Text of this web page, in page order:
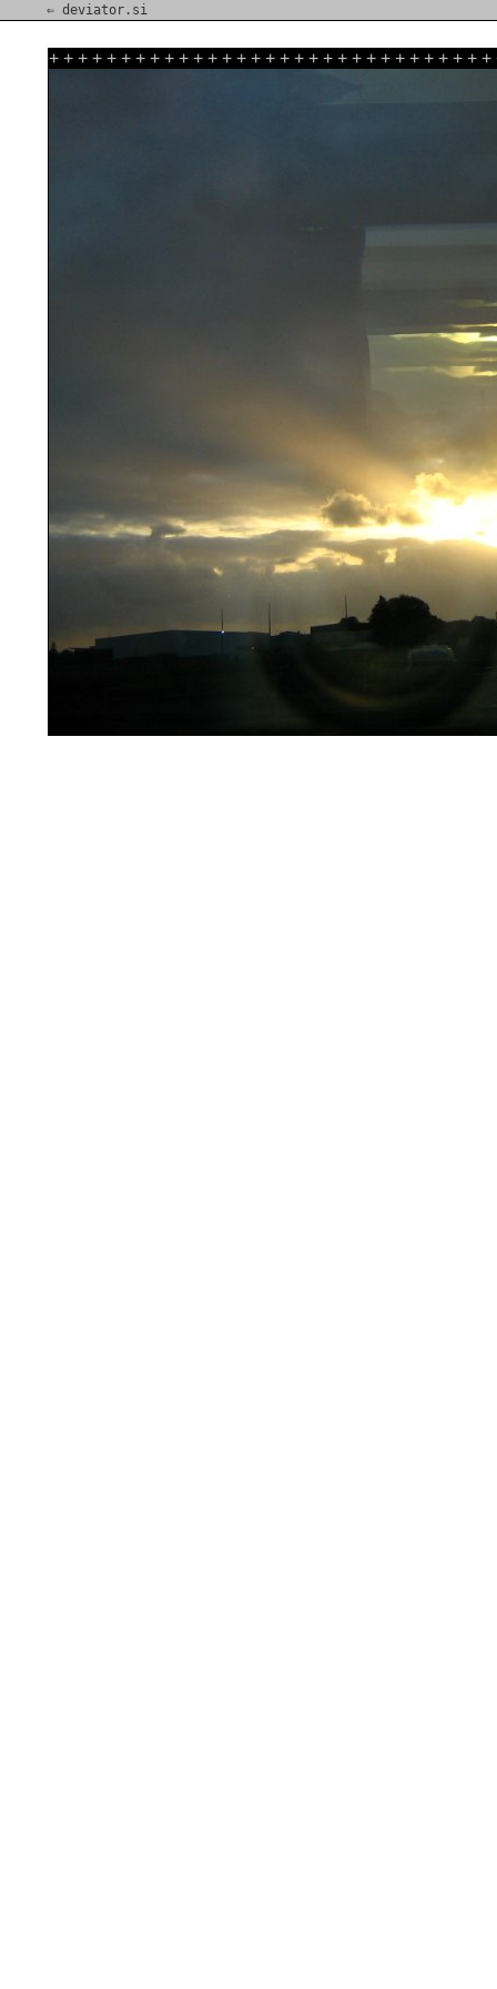
⇐ deviator.si
+ + + + + + + + + + + + + + + + + + + + + + + + + + + + + + +